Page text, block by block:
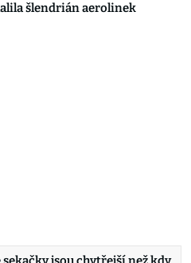
šlendrián aerolinek